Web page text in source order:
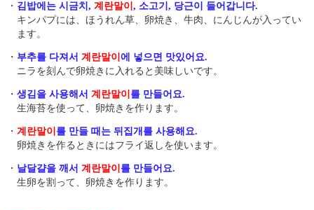
・ 김밥에는 시금치, 계란말이 , 소고기, 당근이 들어갑니다.
キンパプには、ほうれん草、卵焼き、牛肉、にんじんが入ってい
ます。
・ 부추를 다져서 계란말이 에 넣으면 맛있어요.
ニラを刻んで卵焼きに入れると美味しいです。
・ 생김을 사용해서 계란말이 를 만들어요.
生海苔を使って、卵焼きを作ります。
・ 계란말이 를 만들 때는 뒤집개를 사용해요.
卵焼きを作るときにはフライ返しを使います。
・ 날달걀을 깨서 계란말이 를 만들어요.
生卵を割って、卵焼きを作ります。